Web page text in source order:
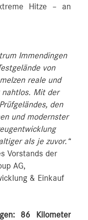
Hitze – an
Immendingen
von
reale und
nahtlos. Mit der
den
und modernster
als je zuvor.“
Vorstands der
AG,
& Einkauf
86 Kilometer